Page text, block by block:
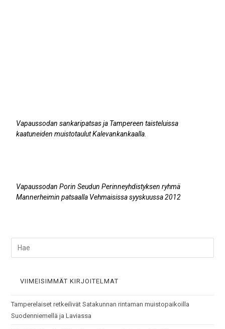
Vapaussodan sankaripatsas ja Tampereen taisteluissa
kaatuneiden muistotaulut Kalevankankaalla.
Vapaussodan Porin Seudun Perinneyhdistyksen ryhmä
Mannerheimin patsaalla Vehmaisissa syyskuussa 2012
VIIMEISIMMÄT KIRJOITELMAT
Tamperelaiset retkeilivät Satakunnan rintaman muistopaikoilla
Suodenniemellä ja Laviassa